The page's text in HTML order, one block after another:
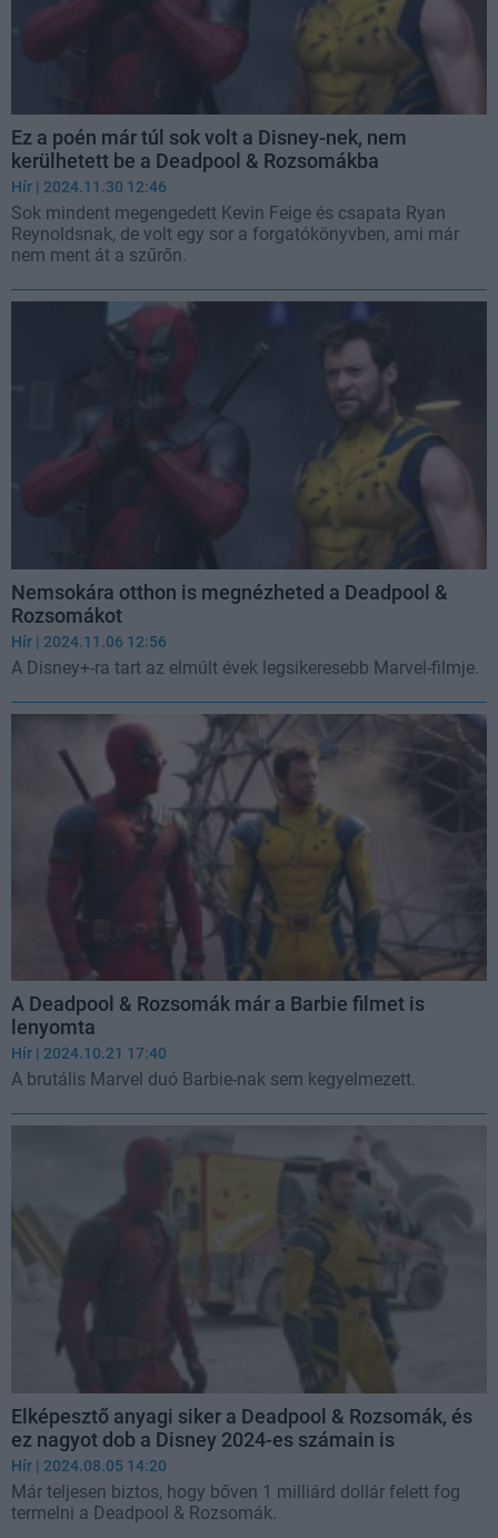
Ez a poén már túl sok volt a Disney-nek, nem
kerülhetett be a Deadpool & Rozsomákba
Hír | 2024.11.30 12:46
Sok mindent megengedett Kevin Feige és csapata Ryan
Reynoldsnak, de volt egy sor a forgatókönyvben, ami már
nem ment át a szűrőn.
Nemsokára otthon is megnézheted a Deadpool &
Rozsomákot
Hír | 2024.11.06 12:56
A Disney+-ra tart az elmúlt évek legsikeresebb Marvel-filmje.
A Deadpool & Rozsomák már a Barbie filmet is
lenyomta
Hír | 2024.10.21 17:40
A brutális Marvel duó Barbie-nak sem kegyelmezett.
Elképesztő anyagi siker a Deadpool & Rozsomák, és
ez nagyot dob a Disney 2024-es számain is
Hír | 2024.08.05 14:20
Már teljesen biztos, hogy bőven 1 milliárd dollár felett fog
termelni a Deadpool & Rozsomák.